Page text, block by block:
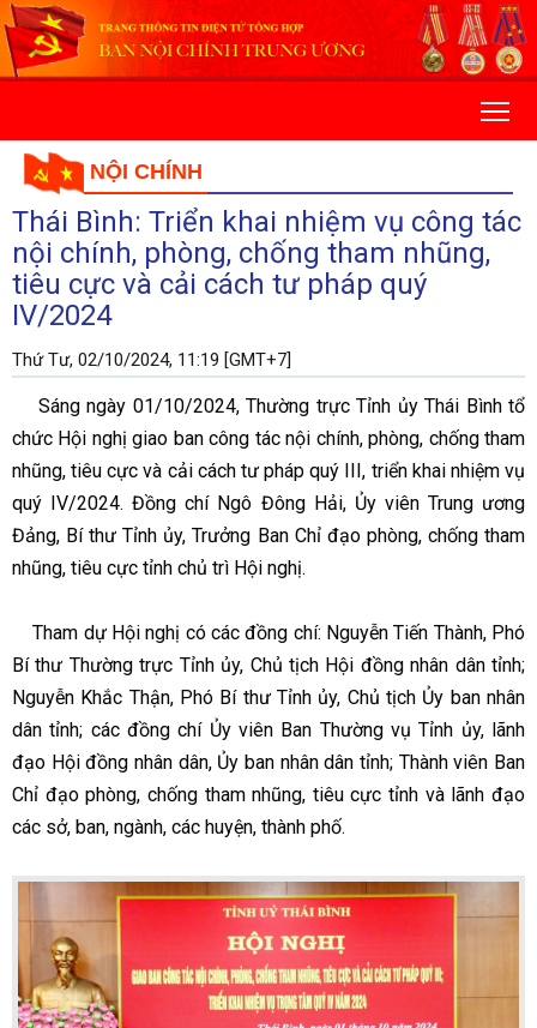
NỘI CHÍNH
Thái Bình: Triển khai nhiệm vụ công tác
nội chính, phòng, chống tham nhũng,
tiêu cực và cải cách tư pháp quý
IV/2024
Thứ Tư, 02/10/2024, 11:19 [GMT+7]
Sáng ngày 01/10/2024, Thường trực Tỉnh ủy Thái Bình tổ
chức Hội nghị giao ban công tác nội chính, phòng, chống tham
nhũng, tiêu cực và cải cách tư pháp quý III, triển khai nhiệm vụ
quý IV/2024. Đồng chí Ngô Đông Hải, Ủy viên Trung ương
Đảng, Bí thư Tỉnh ủy, Trưởng Ban Chỉ đạo phòng, chống tham
nhũng, tiêu cực tỉnh chủ trì Hội nghị.
Tham dự Hội nghị có các đồng chí: Nguyễn Tiến Thành, Phó
Bí thư Thường trực Tỉnh ủy, Chủ tịch Hội đồng nhân dân tỉnh;
Nguyễn Khắc Thận, Phó Bí thư Tỉnh ủy, Chủ tịch Ủy ban nhân
dân tỉnh; các đồng chí Ủy viên Ban Thường vụ Tỉnh ủy, lãnh
đạo Hội đồng nhân dân, Ủy ban nhân dân tỉnh; Thành viên Ban
Chỉ đạo phòng, chống tham nhũng, tiêu cực tỉnh và lãnh đạo
các sở, ban, ngành, các huyện, thành phố.